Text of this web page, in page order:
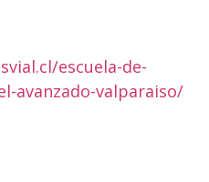
escuela-de-
avanzado-valparaiso/